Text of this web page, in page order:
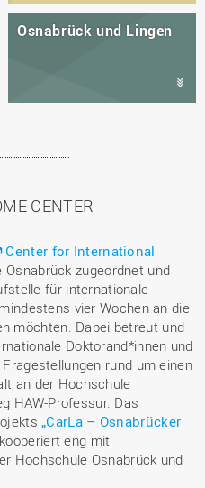
Osnabrück und Lingen
CENTER
Center for International
Osnabrück zugeordnet und
für internationale
vier Wochen an die
möchten. Dabei betreut und
Doktorand*innen und
rund um einen
an der Hochschule
HAW-Professur. Das
„CarLa – Osnabrücker
eng mit
Hochschule Osnabrück und